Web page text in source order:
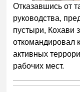
Отказавшись от
руководства,
пустыри, Кохави
откомандировал
активных
рабочих мест.